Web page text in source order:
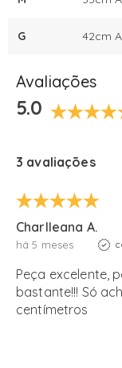
G 42cm
Avaliações
5.0
3 avaliações
Charlleana A.
há 5 meses
Peça excelente,
bastante!!! Só
centímetros